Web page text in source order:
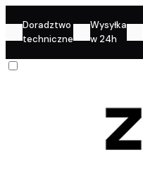
Doradztwo
techniczne
Wysyłka
w 24h